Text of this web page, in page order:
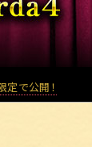
定で公開！